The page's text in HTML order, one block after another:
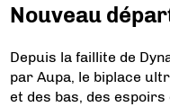
Nouveau
Depuis la faillite de
par Aupa, le biplace
et des bas, des espoirs